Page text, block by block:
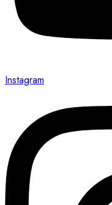
Instagram